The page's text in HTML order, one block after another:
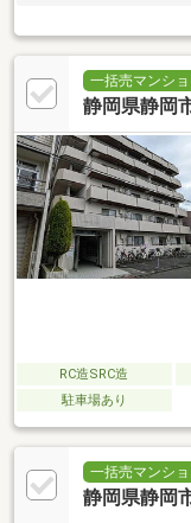
一括売マンシ
静岡県静岡
RC造SRC造
駐車場あり
一括売マンシ
静岡県静岡